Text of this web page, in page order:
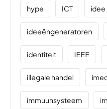
hype ICT idee
ideeëngeneratoren
identiteit IEEE
illegale handel
immuunsysteem